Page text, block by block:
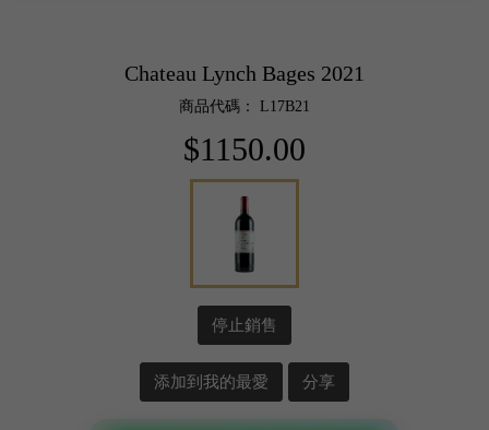
Chateau Lynch Bages 2021
商品代碼： L17B21
$1150.00
停止銷售
添加到我的最愛 分享